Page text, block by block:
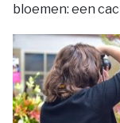
bloemen: een